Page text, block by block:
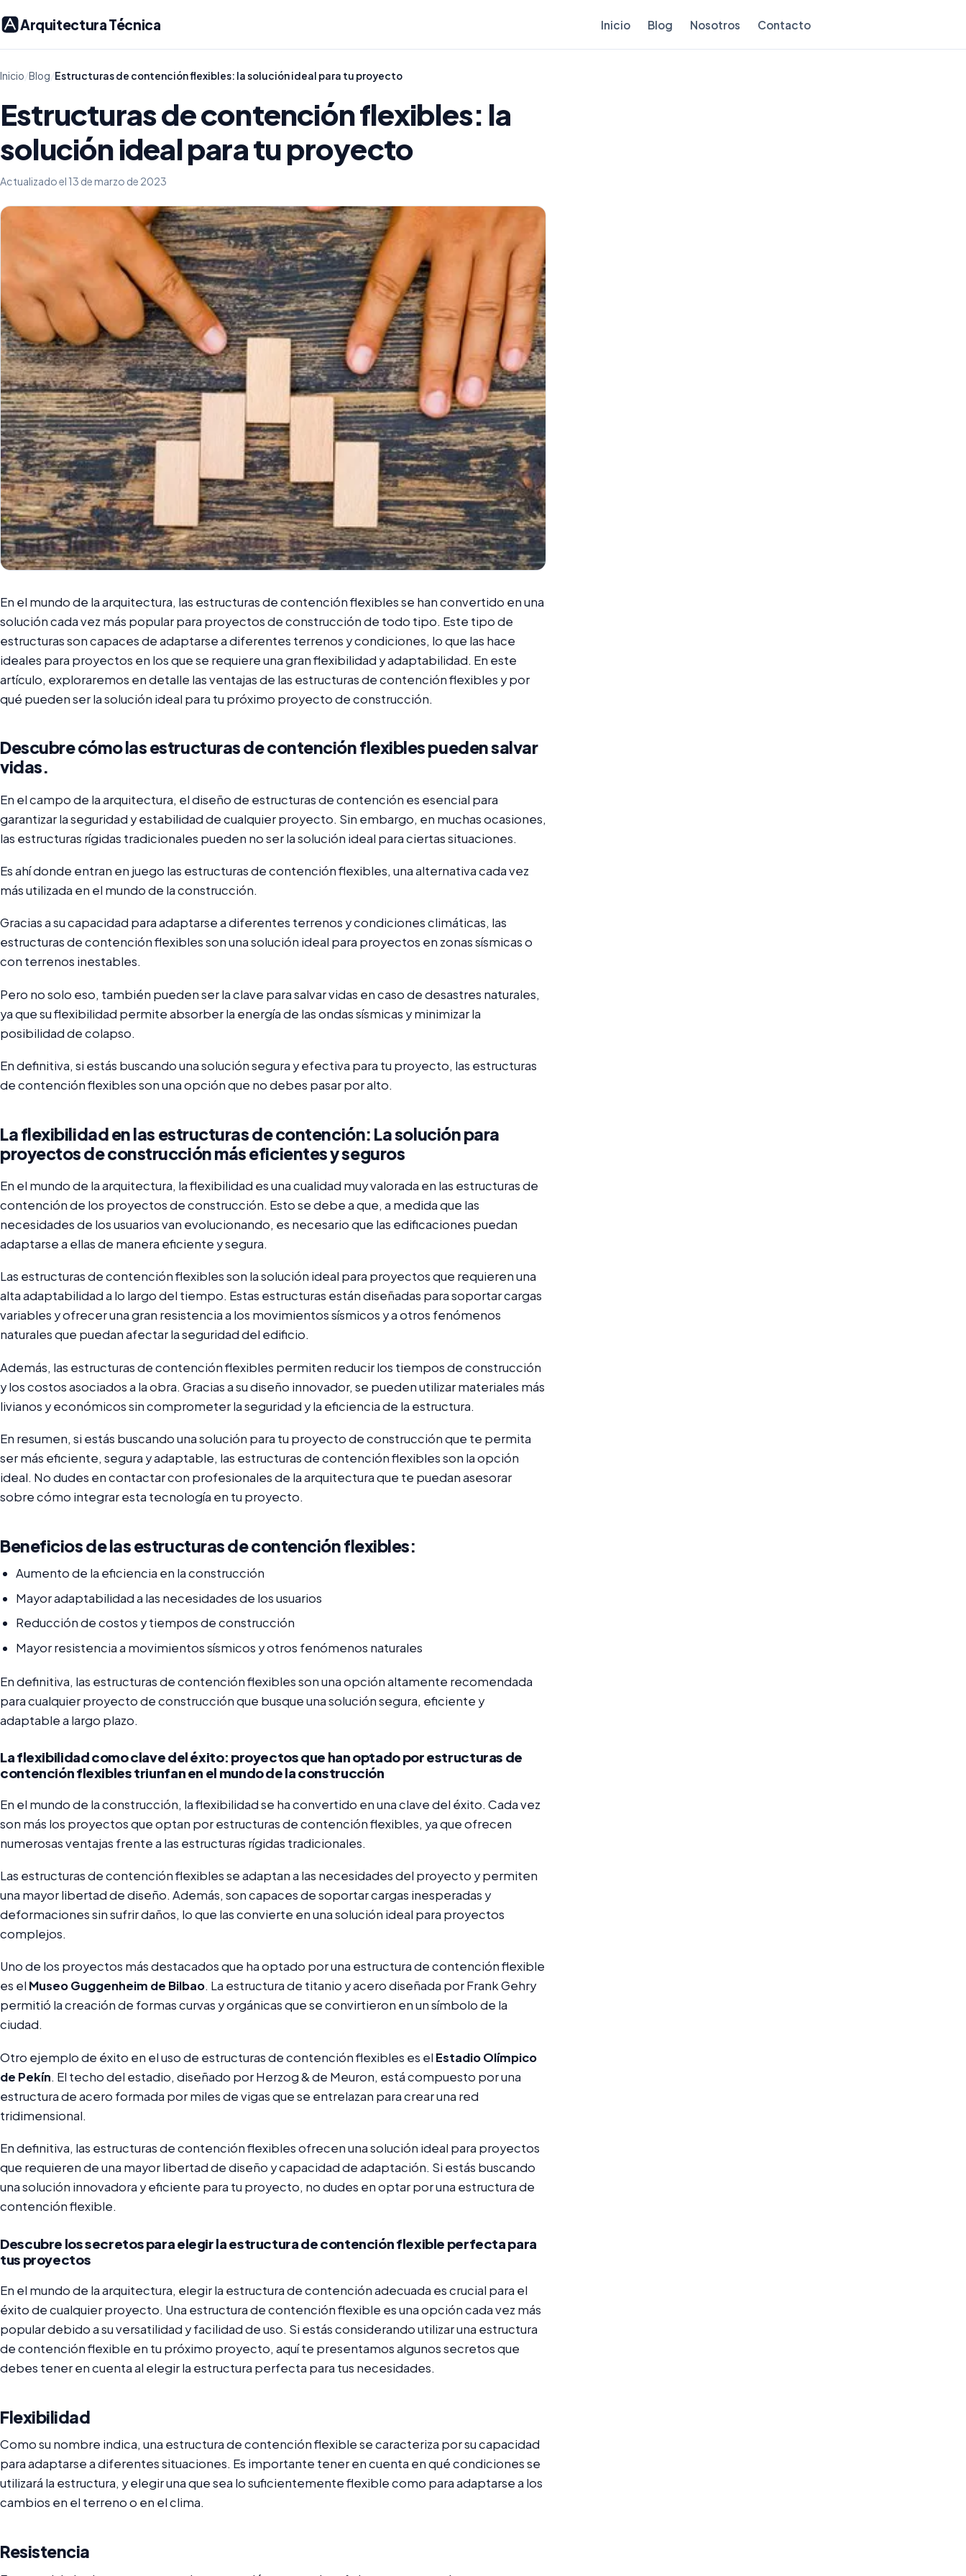
Arquitectura Técnica Inicio Blog Nosotros Contacto
Inicio/Blog/Estructuras de contención flexibles: la solución ideal para tu proyecto
Estructuras de contención flexibles: la
solución ideal para tu proyecto
Actualizado el 13 de marzo de 2023
En el mundo de la arquitectura, las estructuras de contención flexibles se han convertido en una
solución cada vez más popular para proyectos de construcción de todo tipo. Este tipo de
estructuras son capaces de adaptarse a diferentes terrenos y condiciones, lo que las hace
ideales para proyectos en los que se requiere una gran flexibilidad y adaptabilidad. En este
artículo, exploraremos en detalle las ventajas de las estructuras de contención flexibles y por
qué pueden ser la solución ideal para tu próximo proyecto de construcción.
Descubre cómo las estructuras de contención flexibles pueden salvar
vidas.
En el campo de la arquitectura, el diseño de estructuras de contención es esencial para
garantizar la seguridad y estabilidad de cualquier proyecto. Sin embargo, en muchas ocasiones,
las estructuras rígidas tradicionales pueden no ser la solución ideal para ciertas situaciones.
Es ahí donde entran en juego las estructuras de contención flexibles, una alternativa cada vez
más utilizada en el mundo de la construcción.
Gracias a su capacidad para adaptarse a diferentes terrenos y condiciones climáticas, las
estructuras de contención flexibles son una solución ideal para proyectos en zonas sísmicas o
con terrenos inestables.
Pero no solo eso, también pueden ser la clave para salvar vidas en caso de desastres naturales,
ya que su flexibilidad permite absorber la energía de las ondas sísmicas y minimizar la
posibilidad de colapso.
En definitiva, si estás buscando una solución segura y efectiva para tu proyecto, las estructuras
de contención flexibles son una opción que no debes pasar por alto.
La flexibilidad en las estructuras de contención: La solución para
proyectos de construcción más eficientes y seguros
En el mundo de la arquitectura, la flexibilidad es una cualidad muy valorada en las estructuras de
contención de los proyectos de construcción. Esto se debe a que, a medida que las
necesidades de los usuarios van evolucionando, es necesario que las edificaciones puedan
adaptarse a ellas de manera eficiente y segura.
Las estructuras de contención flexibles son la solución ideal para proyectos que requieren una
alta adaptabilidad a lo largo del tiempo. Estas estructuras están diseñadas para soportar cargas
variables y ofrecer una gran resistencia a los movimientos sísmicos y a otros fenómenos
naturales que puedan afectar la seguridad del edificio.
Además, las estructuras de contención flexibles permiten reducir los tiempos de construcción
y los costos asociados a la obra. Gracias a su diseño innovador, se pueden utilizar materiales más
livianos y económicos sin comprometer la seguridad y la eficiencia de la estructura.
En resumen, si estás buscando una solución para tu proyecto de construcción que te permita
ser más eficiente, segura y adaptable, las estructuras de contención flexibles son la opción
ideal. No dudes en contactar con profesionales de la arquitectura que te puedan asesorar
sobre cómo integrar esta tecnología en tu proyecto.
Beneficios de las estructuras de contención flexibles:
Aumento de la eficiencia en la construcción
Mayor adaptabilidad a las necesidades de los usuarios
Reducción de costos y tiempos de construcción
Mayor resistencia a movimientos sísmicos y otros fenómenos naturales
En definitiva, las estructuras de contención flexibles son una opción altamente recomendada
para cualquier proyecto de construcción que busque una solución segura, eficiente y
adaptable a largo plazo.
La flexibilidad como clave del éxito: proyectos que han optado por estructuras de
contención flexibles triunfan en el mundo de la construcción
En el mundo de la construcción, la flexibilidad se ha convertido en una clave del éxito. Cada vez
son más los proyectos que optan por estructuras de contención flexibles, ya que ofrecen
numerosas ventajas frente a las estructuras rígidas tradicionales.
Las estructuras de contención flexibles se adaptan a las necesidades del proyecto y permiten
una mayor libertad de diseño. Además, son capaces de soportar cargas inesperadas y
deformaciones sin sufrir daños, lo que las convierte en una solución ideal para proyectos
complejos.
Uno de los proyectos más destacados que ha optado por una estructura de contención flexible
es el Museo Guggenheim de Bilbao. La estructura de titanio y acero diseñada por Frank Gehry
permitió la creación de formas curvas y orgánicas que se convirtieron en un símbolo de la
ciudad.
Otro ejemplo de éxito en el uso de estructuras de contención flexibles es el Estadio Olímpico
de Pekín. El techo del estadio, diseñado por Herzog & de Meuron, está compuesto por una
estructura de acero formada por miles de vigas que se entrelazan para crear una red
tridimensional.
En definitiva, las estructuras de contención flexibles ofrecen una solución ideal para proyectos
que requieren de una mayor libertad de diseño y capacidad de adaptación. Si estás buscando
una solución innovadora y eficiente para tu proyecto, no dudes en optar por una estructura de
contención flexible.
Descubre los secretos para elegir la estructura de contención flexible perfecta para
tus proyectos
En el mundo de la arquitectura, elegir la estructura de contención adecuada es crucial para el
éxito de cualquier proyecto. Una estructura de contención flexible es una opción cada vez más
popular debido a su versatilidad y facilidad de uso. Si estás considerando utilizar una estructura
de contención flexible en tu próximo proyecto, aquí te presentamos algunos secretos que
debes tener en cuenta al elegir la estructura perfecta para tus necesidades.
Flexibilidad
Como su nombre indica, una estructura de contención flexible se caracteriza por su capacidad
para adaptarse a diferentes situaciones. Es importante tener en cuenta en qué condiciones se
utilizará la estructura, y elegir una que sea lo suficientemente flexible como para adaptarse a los
cambios en el terreno o en el clima.
Resistencia